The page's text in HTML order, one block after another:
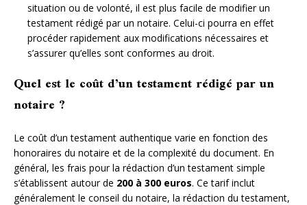
situation ou de volonté, il est plus facile de modifier un
testament rédigé par un notaire. Celui-ci pourra en effet
procéder rapidement aux modifications nécessaires et
s’assurer qu’elles sont conformes au droit.
Quel est le coût d’un testament rédigé par un
notaire ?
Le coût d’un testament authentique varie en fonction des
honoraires du notaire et de la complexité du document. En
général, les frais pour la rédaction d’un testament simple
s’établissent autour de 200 à 300 euros. Ce tarif inclut
généralement le conseil du notaire, la rédaction du testament,